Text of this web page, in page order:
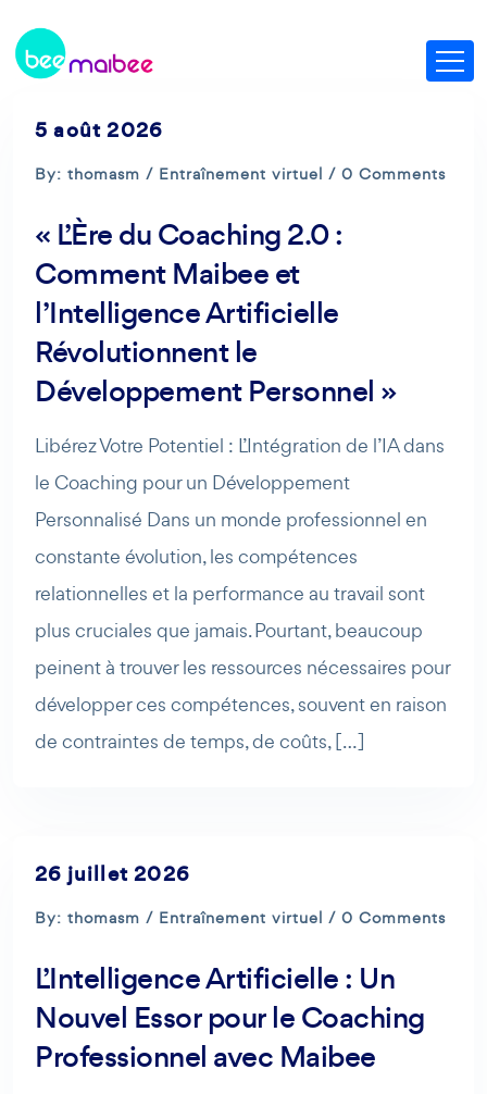
5 août 2026
By: thomasm / Entraînement virtuel / 0 Comments
« L’Ère du Coaching 2.0 :
Comment Maibee et
l’Intelligence Artificielle
Révolutionnent le
Développement Personnel »
Libérez Votre Potentiel : L’Intégration de l’IA dans
le Coaching pour un Développement
Personnalisé Dans un monde professionnel en
constante évolution, les compétences
relationnelles et la performance au travail sont
plus cruciales que jamais. Pourtant, beaucoup
peinent à trouver les ressources nécessaires pour
développer ces compétences, souvent en raison
de contraintes de temps, de coûts, […]
26 juillet 2026
By: thomasm / Entraînement virtuel / 0 Comments
L’Intelligence Artificielle : Un
Nouvel Essor pour le Coaching
Professionnel avec Maibee